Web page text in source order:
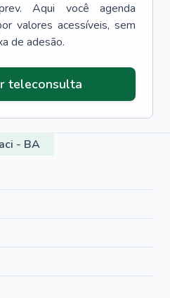
Aqui você agenda
valores acessíveis, sem
de adesão.
teleconsulta
- BA